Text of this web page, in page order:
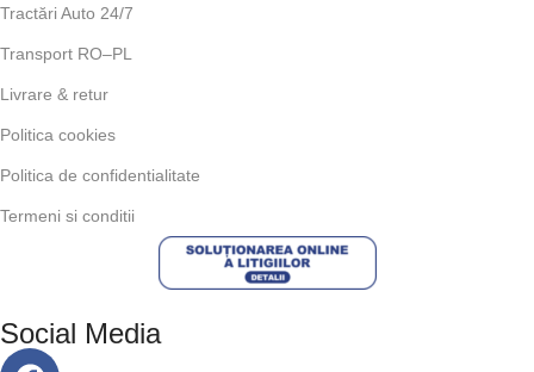
Tractări Auto 24/7
Transport RO–PL
Livrare & retur
Politica cookies
Politica de confidentialitate
Termeni si conditii
Social Media